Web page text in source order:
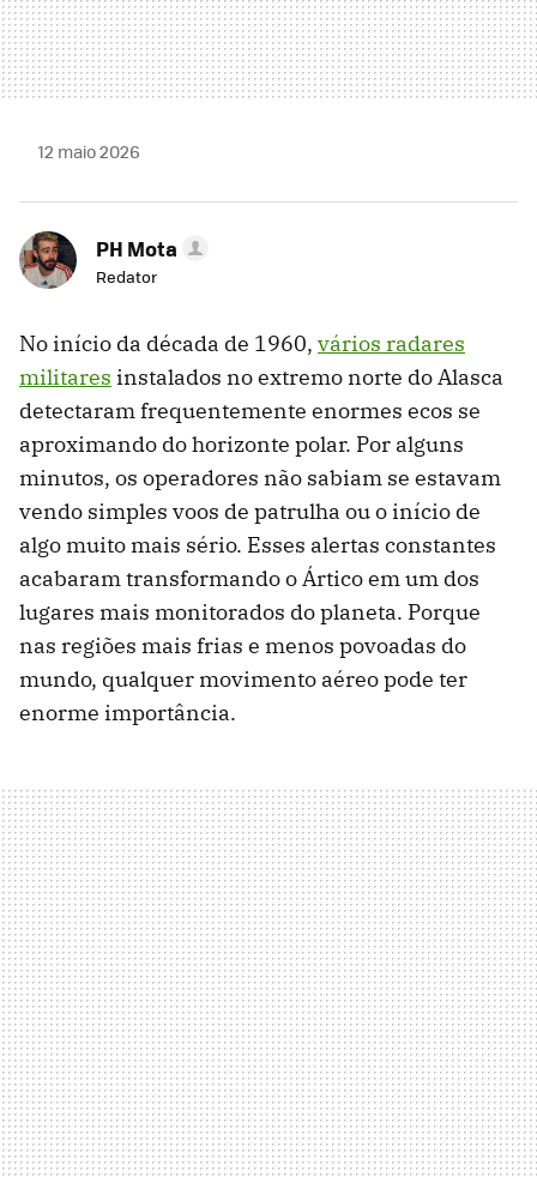
12 maio 2026
PH Mota
Redator
No início da década de 1960, vários radares
militares instalados no extremo norte do Alasca
detectaram frequentemente enormes ecos se
aproximando do horizonte polar. Por alguns
minutos, os operadores não sabiam se estavam
vendo simples voos de patrulha ou o início de
algo muito mais sério. Esses alertas constantes
acabaram transformando o Ártico em um dos
lugares mais monitorados do planeta. Porque
nas regiões mais frias e menos povoadas do
mundo, qualquer movimento aéreo pode ter
enorme importância.